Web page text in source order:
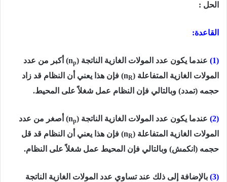
الحل :
القاعدة:
(1) عندما یكون عدد المولات الغازیة الناتجة (np)
أكبر من عدد
المولات الغازیة المتفاعلة
(nR)
فإن ھذا یعني أن النظام قد زاد
حجمه (تمدد) وبالتالي فإن النظام عمل شغلاً على المحیط.
(2) عندما یكون عدد المولات الغازیة الناتجة ( np
) أصغر من عدد
المولات الغازیة المتفاعلة ( nR
) فإن ھذا یعني أن النظام قد قل
حجمه (انكمش) وبالتالي فإن المحيط عمل شغلاً على النظام.
(3)
بالإضافة إلى ذلك عند تساوي عدد المولات الغازیة الناتجة